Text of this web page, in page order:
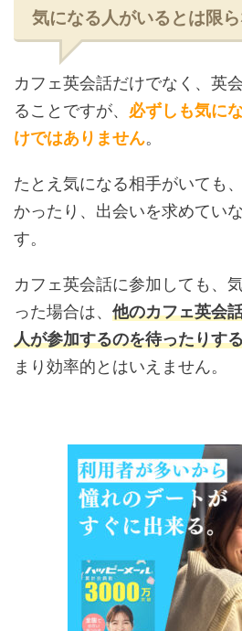
気になる人がいるとは限
カフェ英会話だけでなく、英
ることですが、 必ずしも気に
けではありません。
たとえ気になる相手がいても
かったり、出会いを求めてい
す。
カフェ英会話に参加しても、
った場合は、 他のカフェ英会
人が参加するのを待ったりす
まり効率的とはいえません。